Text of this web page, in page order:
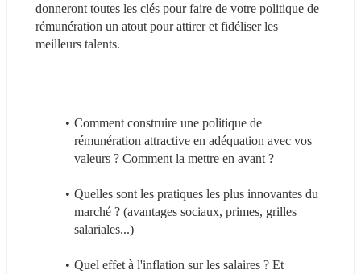
donneront toutes les clés pour faire de votre politique de
rémunération un atout pour attirer et fidéliser les
meilleurs talents.
Comment construire une politique de
rémunération attractive en adéquation avec vos
valeurs ? Comment la mettre en avant ?
Quelles sont les pratiques les plus innovantes du
marché ? (avantages sociaux, primes, grilles
salariales...)
Quel effet à l'inflation sur les salaires ? Et